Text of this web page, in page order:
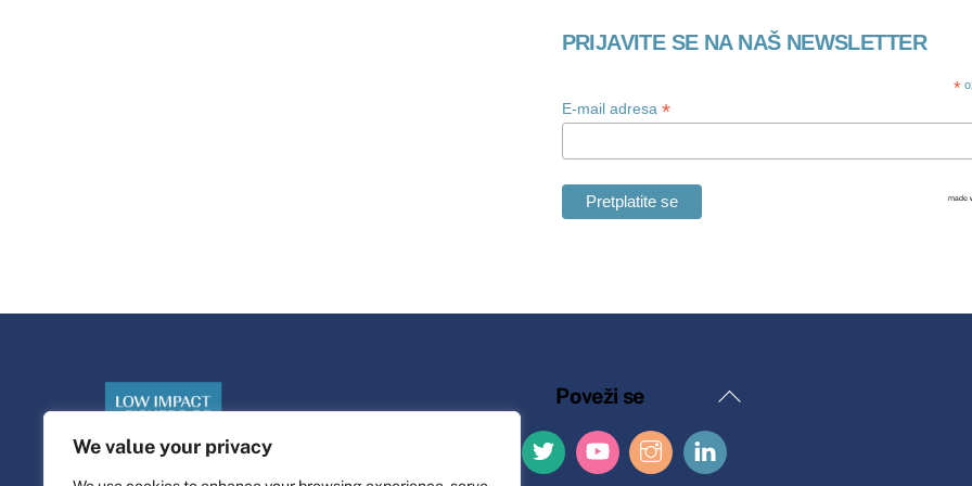
We value your privacy
PRIJAVITE SE NA NAŠ NEWSLETTER
*
E-mail adresa *
Natrag
Poveži se